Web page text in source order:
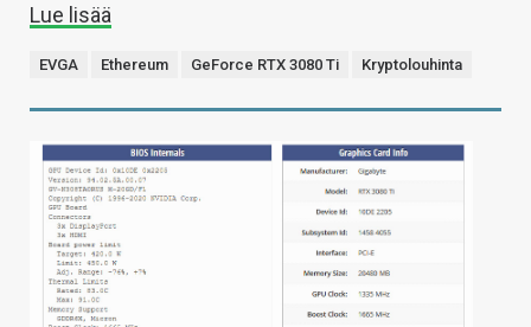
Lue lisää
EVGA Ethereum GeForce RTX 3080 Ti Kryptolouhinta